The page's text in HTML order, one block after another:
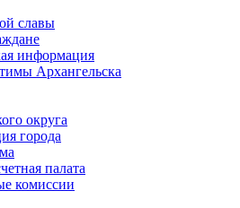
славы
информация
Архангельска
округа
города
палата
комиссии